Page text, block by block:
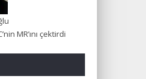
MR’ını çektirdi